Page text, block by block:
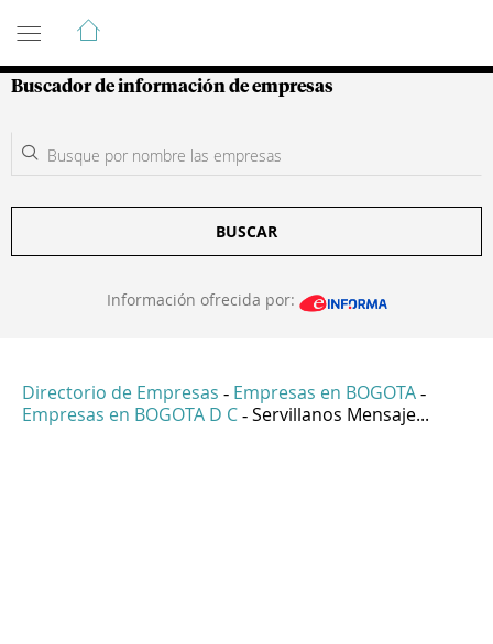
Guía de Empresas Colombianas
Buscador de información de empresas
BUSCAR
Información ofrecida por:
Directorio de Empresas - Empresas en BOGOTA -
Empresas en BOGOTA D C - Servillanos Mensaje...